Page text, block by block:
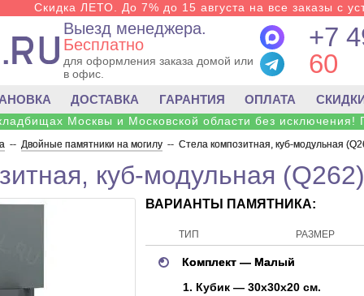
Скидка ЛЕТО. До 7% до 15 августа на все заказы с
Выезд менеджера.
Бесплатно
для оформления заказа домой или
в офис.
+7
60
ДОСТАВКА ГАРАНТИЯ ОПЛАТА
Москвы и Московской области без исключения!
-- Двойные памятники на могилу -- Стела композитная, куб-модульная
куб-модульная (Q262)
ВАРИАНТЫ ПАМЯТНИКА:
ТИП РАЗМЕР
Комплект — Малый
1. Кубик — 30х30х20 см.